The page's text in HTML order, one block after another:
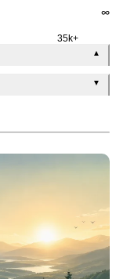
∞
35k+
▲
▼